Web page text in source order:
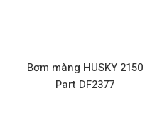
được chế tạo từ nhôm,
(Thermoplastic
Bơm màng HUSKY 2150
Part DF2377